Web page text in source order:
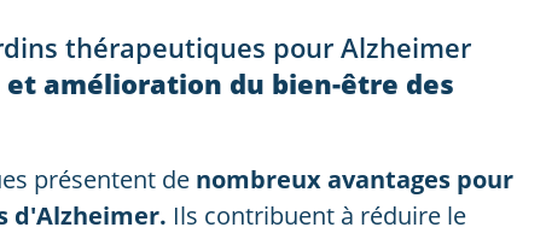
thérapeutiques pour Alzheimer
amélioration du bien-être des
présentent de nombreux avantages pour
d'Alzheimer. Ils contribuent à réduire le